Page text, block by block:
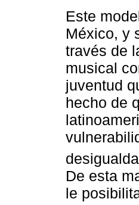
Este
México, y
través de
musical
juventud
hecho de
De esta
le